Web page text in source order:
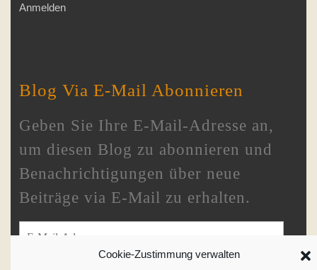
Cookie-Zustimmung verwalten
Anmelden
Blog Via E-Mail Abonnieren
Geben Sie Ihre E-Mail-Adresse an,
um diesen Blog zu abonnieren und
Benachrichtigungen über neue
Beiträge via E-Mail zu erhalten.
E-Mail-Adresse